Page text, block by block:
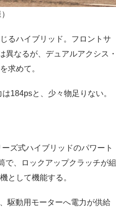
るハイブリッド。フロントサ
異なるが、デュアルアクシス・
求めて。
184psと、少々物足りない。
ズ式ハイブリッドのパワート
で、ロックアップクラッチが組
として機能する。
駆動用モーターへ電力が供給